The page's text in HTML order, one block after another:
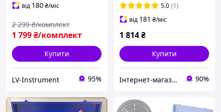
від 180₴/міс
1 799₴/комплект
2 299 ₴/комплект
Купити
LV-Instrument 95%
5.0 (1)
від 181 ₴/міс
1 814₴
Купити
Інтернет-магазин "inGarden" 90%